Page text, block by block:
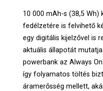
10 000 mAh-s (38,5 Wh)
fedélzetére is felvihető
egy digitális kijelzővel is
aktuális állapotát
powerbank az Always
így folyamatos töltés
áramerősség mellett,